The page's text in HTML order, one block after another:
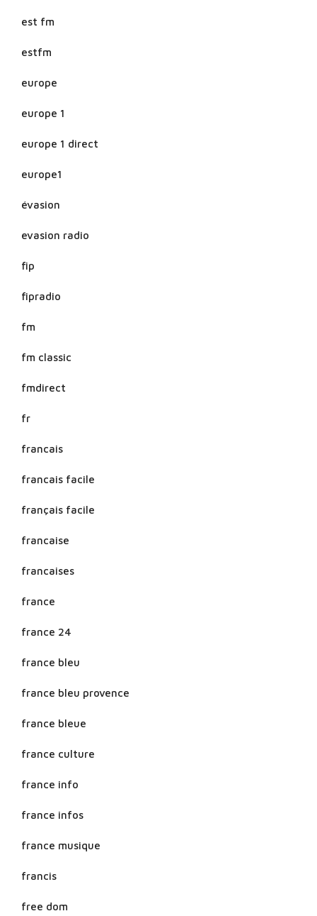
est fm
estfm
europe
europe 1
europe 1 direct
europe1
évasion
evasion radio
fip
fipradio
fm
fm classic
fmdirect
fr
francais
francais facile
français facile
francaise
francaises
france
france 24
france bleu
france bleu provence
france bleue
france culture
france info
france infos
france musique
francis
free dom